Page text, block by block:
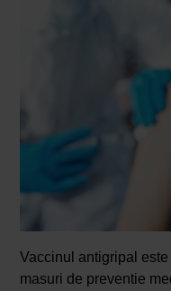
Vaccinul antigripal
masuri de preventie